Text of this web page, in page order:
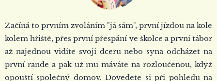
Začíná to prvním zvoláním "já sám", první jízdou na kole
kolem hřiště, přes první přespání ve školce a první tábor
až najednou vidíte svoji dceru nebo syna odcházet na
první rande a pak už mu máváte na rozloučenou, když
opouští společný domov. Dovedete si při pohledu na